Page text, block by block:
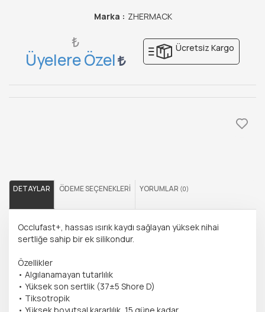
Marka : ZHERMACK
₺
Üyelere Özel
Ücretsiz Kargo
DETAYLAR ÖDEME SEÇENEKLERI YORUMLAR (0)
Occlufast+, hassas ısırık kaydı sağlayan yüksek nihai
sertliğe sahip bir ek silikondur.
Özellikler
• Algılanamayan tutarlılık
• Yüksek son sertlik (37±5 Shore D)
• Tiksotropik